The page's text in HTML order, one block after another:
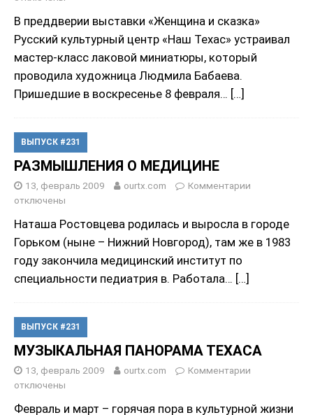
В преддверии выставки «Женщина и сказка»
Русский культурный центр «Наш Техас» устраивал
мастер-класс лаковой миниатюры, который
проводила художница Людмила Бабаева.
Пришедшие в воскресенье 8 февраля… […]
ВЫПУСК #231
РАЗМЫШЛЕНИЯ О МЕДИЦИНЕ
13, февраль 2009 ourtx.com
Комментарии
отключены
Наташа Ростовцева родилась и выросла в городе
Горьком (ныне – Нижний Новгород), там же в 1983
году закончила медицинский институт по
специальности педиатрия в. Работала… […]
ВЫПУСК #231
МУЗЫКАЛЬНАЯ ПАНОРАМА ТЕХАСА
13, февраль 2009 ourtx.com
Комментарии
отключены
Февраль и март – горячая пора в культурной жизни